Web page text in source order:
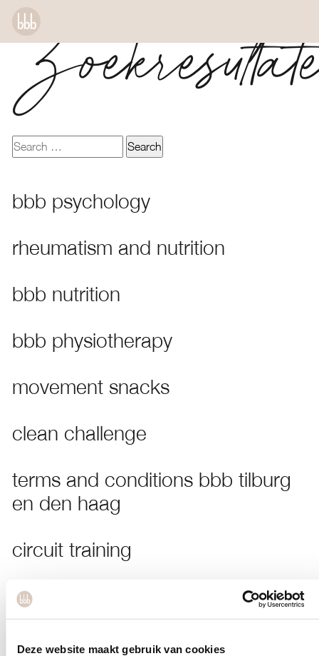
Deze website maakt gebruik van cookies
bbb psychology
rheumatism and nutrition
bbb nutrition
bbb physiotherapy
movement snacks
clean challenge
terms and conditions bbb tilburg
en den haag
circuit training
exercising with rheumatism
the holistic gym for women